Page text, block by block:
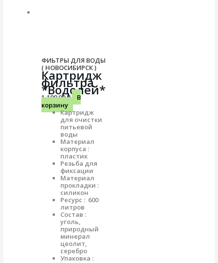
ФИЬТРЫ ДЛЯ ВОДЫ
( НОВОСИБИРСК )
Картридж
фильтра
*Водолей*
1,100.00₽
В
корзину
Картридж
для очистки
питьевой
воды
Материал
корпуса :
пластик
Резьба для
фиксации
Материал
прокладки :
силикон
Ресурс : 600
литров
Состав :
уголь,
природный
минерал
цеолит,
серебро
Упаковка :